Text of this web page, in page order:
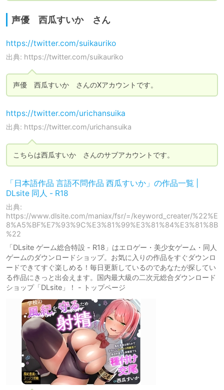
声優 西瓜すいか さん
https://twitter.com/suikauriko
出典: https://twitter.com/suikauriko
声優　西瓜すいか　さんのXアカウントです。
https://twitter.com/urichansuika
出典: https://twitter.com/urichansuika
こちらは西瓜すいか　さんのサブアカウントです。
「日本語作品 言語不問作品 西瓜すいか」の作品一覧 |
DLsite 同人 - R18
出典:
https://www.dlsite.com/maniax/fsr/=/keyword_creater/%22%E
8%A5%BF%E7%93%9C%E3%81%99%E3%81%84%E3%81%8B
%22
「DLsite ゲーム総合特設 - R18」はエロゲー・美少女ゲーム・同人
ゲームのダウンロードショップ。お気に入りの作品をすぐダウンロ
ードできてすぐ楽しめる！毎日更新しているのであなたが探してい
る作品にきっと出会えます。国内最大級の二次元総合ダウンロード
ショップ「DLsite」！ - トップページ